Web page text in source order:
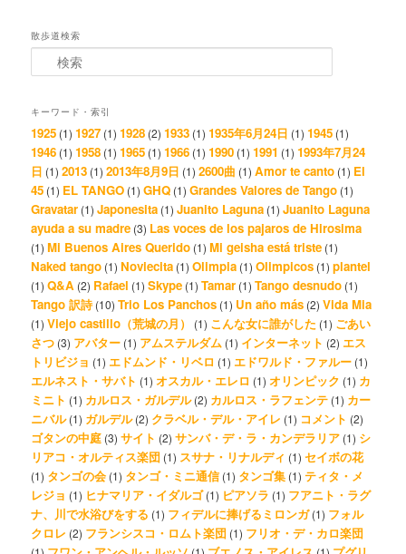
散歩道検索
キーワード・索引
1925 (1)1927 (1)1928 (2)1933 (1)1935年6月24日 (1)1945 (1)
1946 (1)1958 (1)1965 (1)1966 (1)1990 (1)1991 (1)1993年7月24
日 (1)2013 (1)2013年8月9日 (1)2600曲 (1)Amor te canto (1) El
45 (1) EL TANGO (1)GHQ (1)Grandes Valores de Tango (1)
Gravatar (1)Japonesita (1)Juanito Laguna (1)Juanito Laguna
ayuda a su madre (3) Las voces de los pajaros de Hirosima
(1)Mi Buenos Aires Querido (1)Mi geisha está triste (1)
Naked tango (1)Noviecita (1)Olimpia (1)Olimpicos (1)plantel
(1)Q&A (2) Rafael (1)Skype (1)Tamar (1)Tango desnudo (1)
Tango 訳詩 (10)Trio Los Panchos (1) Un año más (2)Vida Mia
(1)Viejo castillo（荒城の月） (1) こんな女に誰がした (1) ごあい
さつ (3) アバター (1) アムステルダム (1) インターネット (2) エス
トリビジョ (1) エドムンド・リベロ (1) エドワルド・ファルー (1)
エルネスト・サバト (1)オスカル・エレロ (1)オリンピック (1) カ
ミニト (1) カルロス・ガルデル(2) カルロス・ラフェンテ (1) カー
ニバル(1) ガルデル(2) クラベル・デル・アイレ (1) コメント (2)
ゴタンの中庭 (3)サイト (2)サンバ・デ・ラ・カンデラリア (1) シ
リアコ・オルティス楽団 (1) スサナ・リナルディ (1)セイボの花
(1) タンゴの会 (1) タンゴ・ミニ通信(1) タンゴ集 (1)ティタ・メ
レジョ (1) ヒナマリア・イダルゴ(1) ピアソラ (1) フアニト・ラグ
ナ、川で水浴びをする (1) フィデルに捧げるミロンガ(1) フォル
クロレ (2) フランシスコ・ロムト楽団 (1) フリオ・デ・カロ楽団